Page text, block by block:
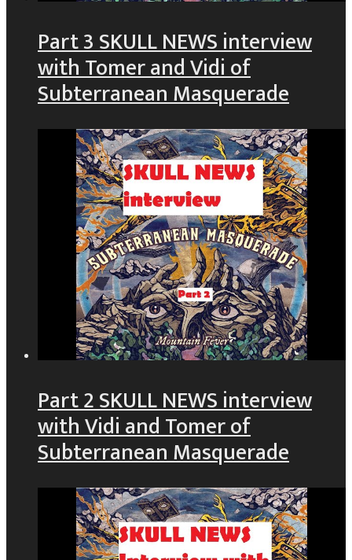
Part 3 SKULL NEWS interview
with Tomer and Vidi of
Subterranean Masquerade
Part 2 SKULL NEWS interview
with Vidi and Tomer of
Subterranean Masquerade